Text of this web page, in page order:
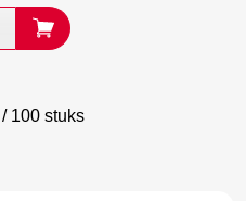
100 stuks